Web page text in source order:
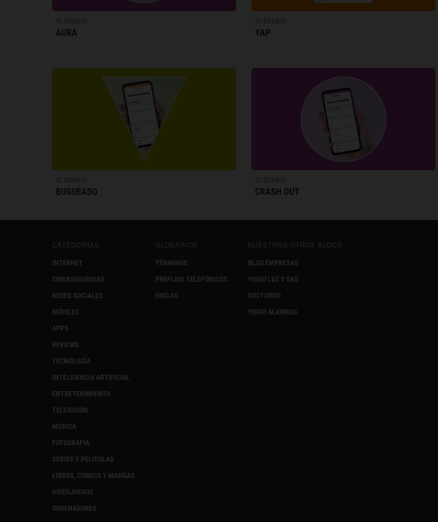
AURA YAP
BUGUEADO CRASH OUT
CATEGORÍAS
INTERNET
CIBERSEGURIDAD
REDES SOCIALES
MÓVILES
APPS
REVIEWS
TECNOLOGÍA
INTELIGENCIA ARTIFICIAL
ENTRETENIMIENTO
TELEVISIÓN
MÚSICA
FOTOGRAFÍA
SERIES Y PELÍCULAS
LIBROS, CÓMICS Y MANGAS
VIDEOJUEGOS
ORDENADORES
GLOSARIOS
TÉRMINOS
PREFIJOS TELEFÓNICOS
EMOJIS
NUESTROS OTROS BLOGS
BLOG EMPRESAS
YOIGO LUZ Y GAS
DOCTORGO
YOIGO ALARMAS